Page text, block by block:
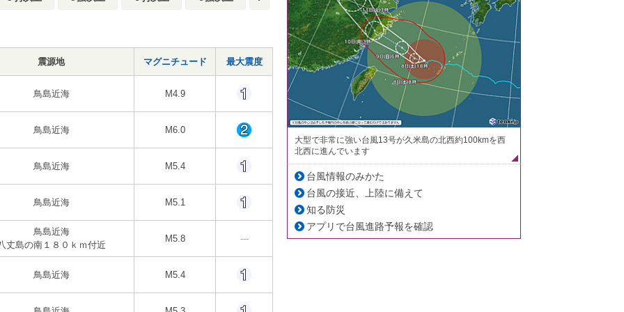
震源地 マグニチュード 最大震度
鳥島近海 M4.9
鳥島近海 M6.0
鳥島近海 M5.4
鳥島近海 M5.1
鳥島近海
丈島の南１８０ｋｍ付近
M5.8 ---
鳥島近海 M5.4
大型で非常に強い台風13号が久米島の北西約100kmを西
北西に進んでいます
台風情報のみかた
台風の接近、上陸に備えて
知る防災
アプリで台風進路予報を確認